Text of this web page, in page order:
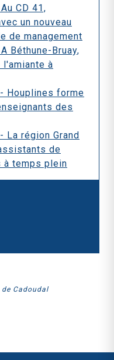
CD 41,
un nouveau
de management
Béthune-Bruay,
à
Houplines forme
des
La région Grand
de
temps plein
Cadoudal